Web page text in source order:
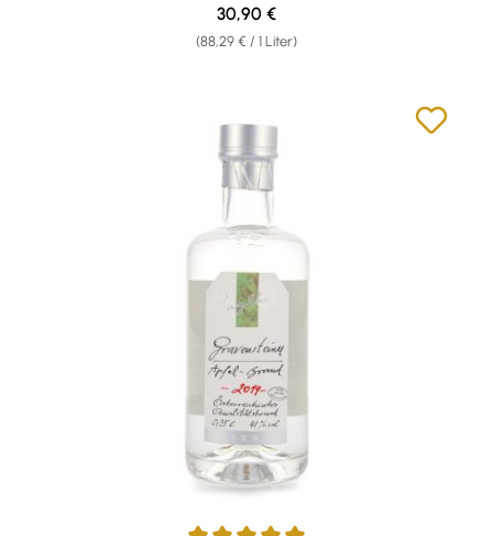
(88,29 € / 1 Liter)
Regulärer Preis:
30,90 €